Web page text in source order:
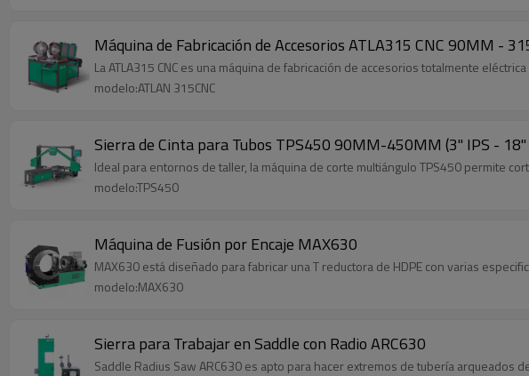
Máquina de Fabricación de Accesorios ATLA315 CNC 90MM -
La ATLA315 CNC es una máquina de fabricación de accesorios totalmente
modelo:ATLAN 315CNC
Sierra de Cinta para Tubos TPS450 90MM-
Ideal para entornos de taller, la máquina de corte multiángulo TPS450 permite
modelo:TPS450
Máquina de Fusión por Encaje MAX630
MAX630 está diseñado para fabricar una T reductora de HDPE con varias
modelo:MAX630
Sierra para Trabajar en Saddle con Radio ARC630
Saddle Radius Saw ARC630 es apto para hacer extremos de tubería arqueados